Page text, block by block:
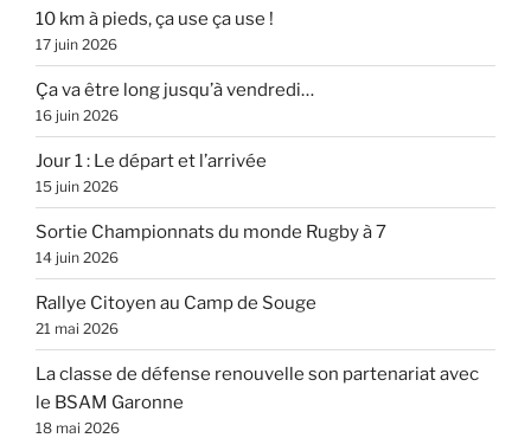
10 km à pieds, ça use ça use !
17 juin 2026
Ça va être long jusqu’à vendredi…
16 juin 2026
Jour 1 : Le départ et l’arrivée
15 juin 2026
Sortie Championnats du monde Rugby à 7
14 juin 2026
Rallye Citoyen au Camp de Souge
21 mai 2026
La classe de défense renouvelle son partenariat avec
le BSAM Garonne
18 mai 2026